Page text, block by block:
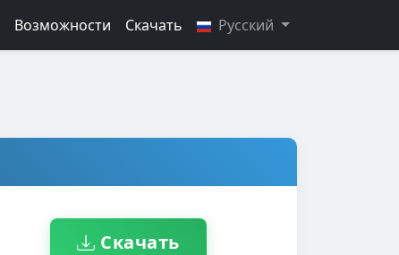
Возможности Скачать Русский
Скачать